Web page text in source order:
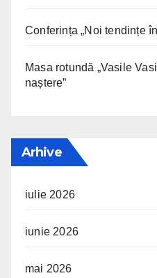
Conferința „Noi tendințe
Masa rotundă „Vasile
naștere”
Arhive
iulie 2026
iunie 2026
mai 2026